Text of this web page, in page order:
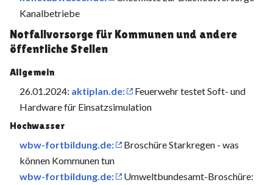
Kanalbetriebe
Notfallvorsorge für Kommunen und andere
öffentliche Stellen
Allgemein
26.01.2024: aktiplan.de:
Feuerwehr testet Soft- und
Hardware für Einsatzsimulation
Hochwasser
wbw-fortbildung.de:
Broschüre Starkregen - was
können Kommunen tun
wbw-fortbildung.de:
Umweltbundesamt-Broschüre: